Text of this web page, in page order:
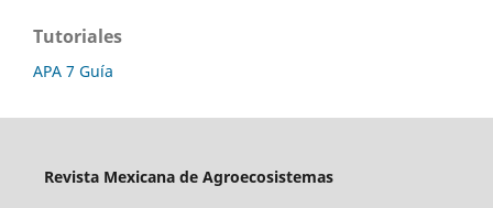
Tutoriales
APA 7 Guía
Revista Mexicana de Agroecosistemas